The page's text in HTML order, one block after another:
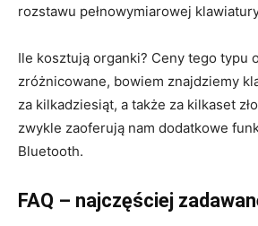
rozstawu pełnowymiarowej
Ile kosztują organki? Ceny tego typu
zróżnicowane, bowiem znajdziemy
za kilkadziesiąt, a także za kilkaset
zwykle zaoferują nam dodatkowe
Bluetooth.
FAQ – najczęściej